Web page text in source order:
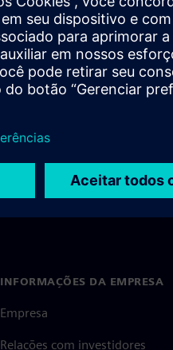
INFORMAÇÕES DA EMPRESA
Empresa
Relações com investidores